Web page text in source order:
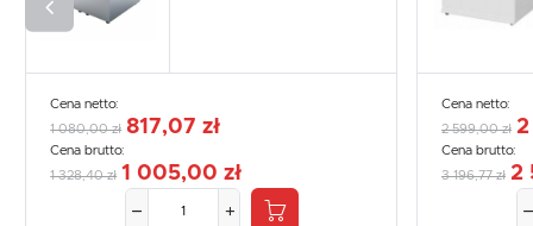
Cena netto:
1 080,00 zł 817,07 zł
Cena brutto:
1 328,40 zł 1 005,00 zł
Cena netto:
2 599,00 zł
Cena brutto:
3 196,77 zł 2